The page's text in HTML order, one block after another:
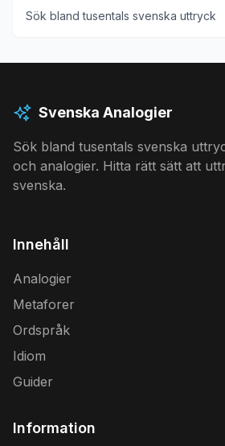
Sök bland tusentals svenska uttryck
Svenska Analogier
Sök bland tusentals svenska
och analogier. Hitta rätt sätt att
svenska.
Innehåll
Analogier
Metaforer
Ordspråk
Idiom
Guider
Information